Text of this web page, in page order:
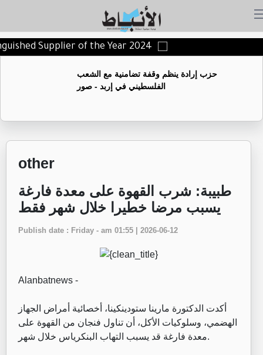
Supplier of the Year 2024
حزب إرادة ينظم وقفة تضامنية مع الشعب
الفلسطيني في إربد - صور
other
طبيبة: شرب القهوة على معدة فارغة
يسبب مرضا خطيرا خلال شهر فقط
Publish date : Friday - am 01:55 | 2026-06-12
Alanbatnews -
أكدت الدكتورة مارينا ستودينكينا، أخصائية أمراض الجهاز
الهضمي، وسلوكيات الأكل، أن تناول فنجان من القهوة على
معدة فارغة قد يسبب التهاب البنكرياس خلال شهر.